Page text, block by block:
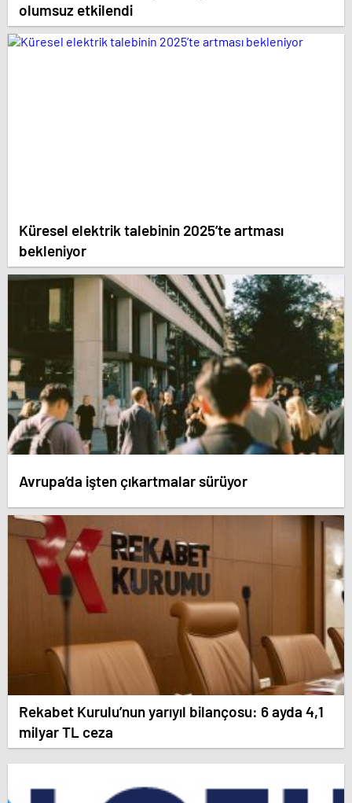
olumsuz etkilendi
Küresel elektrik talebinin 2025’te artması
bekleniyor
Avrupa’da işten çıkartmalar sürüyor
Rekabet Kurulu’nun yarıyıl bilançosu: 6 ayda 4,1
milyar TL ceza